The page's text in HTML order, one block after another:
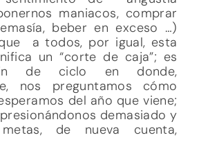
maniacos, comprar
beber en exceso …)
a todos, por igual, esta
un “corte de caja”; es
de ciclo en donde,
nos preguntamos cómo
del año que viene;
demasiado y
metas, de nueva cuenta,